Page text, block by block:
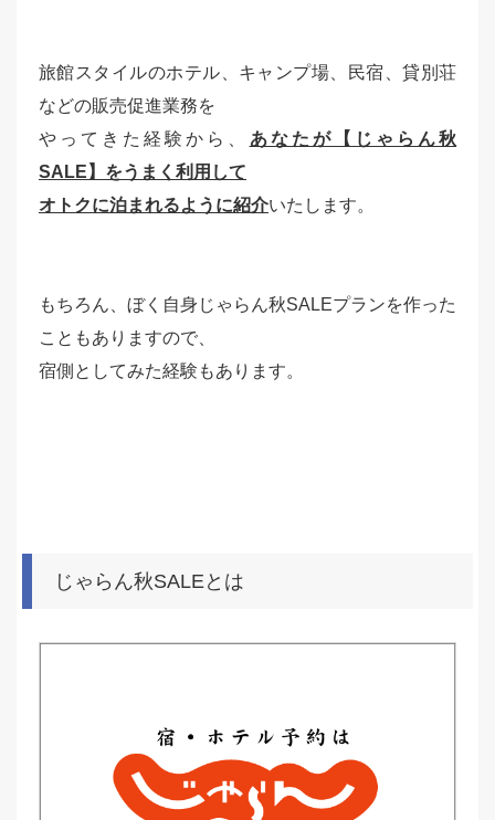
旅館スタイルのホテル、キャンプ場、民宿、貸別荘
などの販売促進業務を
やってきた経験から、 あなたが【じゃらん秋
SALE】をうまく利用して
オトクに泊まれるように紹介いたします。
もちろん、ぼく自身じゃらん秋SALEプランを作った
こともありますので、
宿側としてみた経験もあります。
じゃらん秋SALEとは